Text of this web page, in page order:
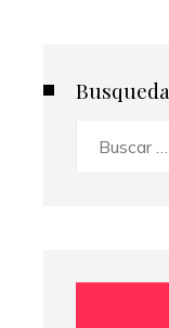
Busqueda